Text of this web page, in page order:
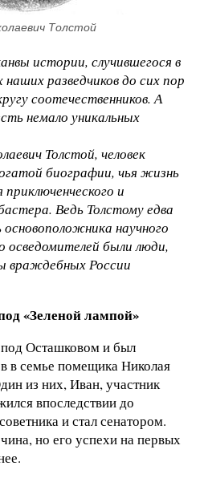
Толстой
истории, случившегося в
наших разведчиков до сих пор
соотечественников. А
немало уникальных
Толстой, человек
биографии, чья жизнь
и
Ведь Толстому едва
основоположника научного
осведомителей были люди,
враждебных России
«Зеленой лампой»
Осташковом и был
в семье помещика Николая
из них, Иван, участник
впоследствии до
и стал сенатором.
но его успехи на первых